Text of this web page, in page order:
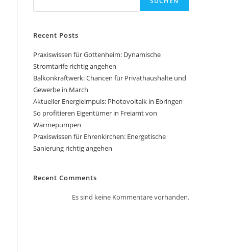
Recent Posts
Praxiswissen für Gottenheim: Dynamische
Stromtarife richtig angehen
Balkonkraftwerk: Chancen für Privathaushalte und
Gewerbe in March
Aktueller Energieimpuls: Photovoltaik in Ebringen
So profitieren Eigentümer in Freiamt von
Wärmepumpen
Praxiswissen für Ehrenkirchen: Energetische
Sanierung richtig angehen
Recent Comments
Es sind keine Kommentare vorhanden.